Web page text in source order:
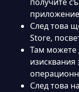
След това
Store,
Там можете
изисквания
След това